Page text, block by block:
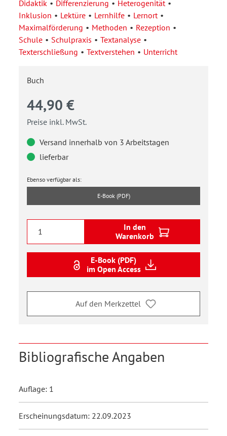
Didaktik Differenzierung
Heterogenität
Inklusion
Lektüre Lernhilfe
Lernort
Maximalförderung
Methoden
Rezeption
Schule
Schulpraxis
Textanalyse
Texterschließung
Textverstehen Unterricht
Buch
44,90 €
Preise inkl. MwSt.
Versand innerhalb von 3 Arbeitstagen
lieferbar
Ebenso verfügbar als:
E-Book (PDF)
In den
Warenkorb
E-Book (PDF)
im Open Access
Auf den Merkzettel
Bibliografische Angaben
Auflage: 1
Erscheinungsdatum: 22.09.2023